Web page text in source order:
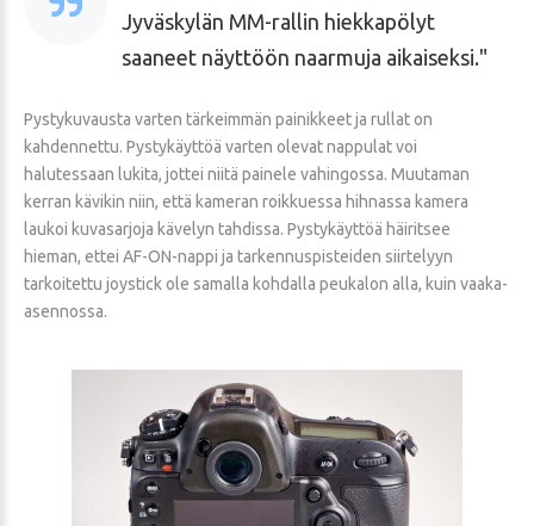
Jyväskylän MM-rallin hiekkapölyt
saaneet näyttöön naarmuja aikaiseksi.
Pystykuvausta varten tärkeimmän painikkeet ja rullat on
kahdennettu. Pystykäyttöä varten olevat nappulat voi
halutessaan lukita, jottei niitä painele vahingossa. Muutaman
kerran kävikin niin, että kameran roikkuessa hihnassa kamera
laukoi kuvasarjoja kävelyn tahdissa. Pystykäyttöä häiritsee
hieman, ettei AF-ON-nappi ja tarkennuspisteiden siirtelyyn
tarkoitettu joystick ole samalla kohdalla peukalon alla, kuin vaaka-
asennossa.